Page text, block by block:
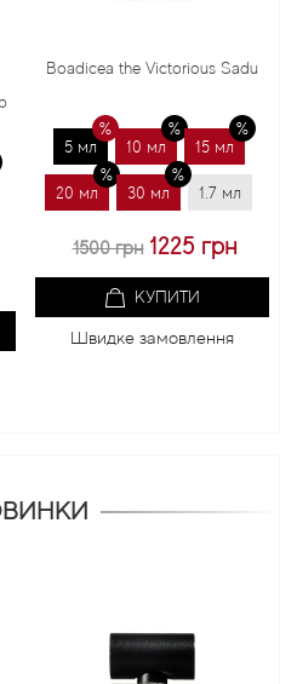
Boadicea the Victorious Sadu
5 мл 10 мл 15 мл
20 мл 30 мл 1.7 мл
1500 грн 1225 грн
КУПИТИ
Швидке замовлення